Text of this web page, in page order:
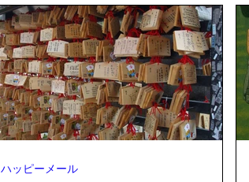
停戦を掲げていたが、（真の内容を知る。）そ
の前には、テレビ中継の最中、ウクライナ大統
領ゼレンスキーとの前代未聞の口論になり、醜
態を演じた。本当はゼレンスキーが、戦争の犯
人の一人であることが分かっていたからだ。
まずヨーロッパ勢（アメリカからいつも戦争の
援軍を当たり前としていた）が、今後の対策を
トランプ就任前から検討していたが、ロシアと
ウクライナの一時停戦が上手くいかず、もうア
だったので、友好国であろうが、容赦なく関税
ハッピーメール